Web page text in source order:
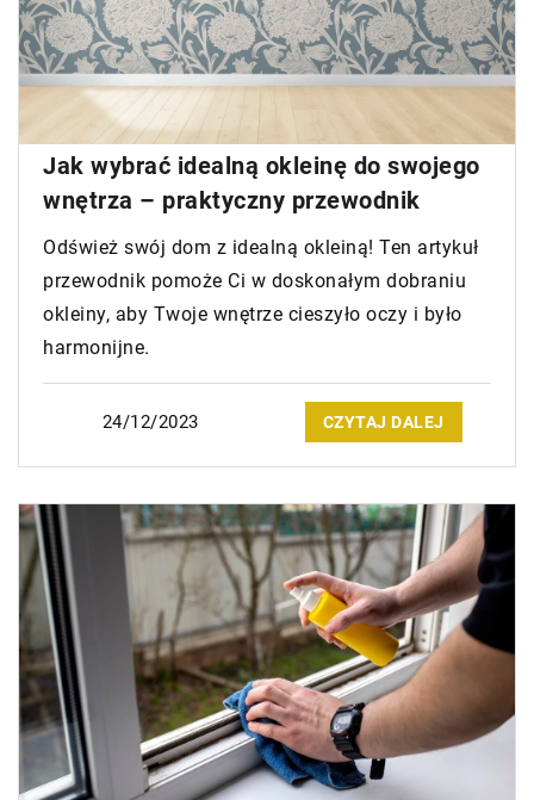
Jak wybrać idealną okleinę do swojego
wnętrza – praktyczny przewodnik
Odśwież swój dom z idealną okleiną! Ten artykuł
przewodnik pomoże Ci w doskonałym dobraniu
okleiny, aby Twoje wnętrze cieszyło oczy i było
harmonijne.
24/12/2023 CZYTAJ DALEJ